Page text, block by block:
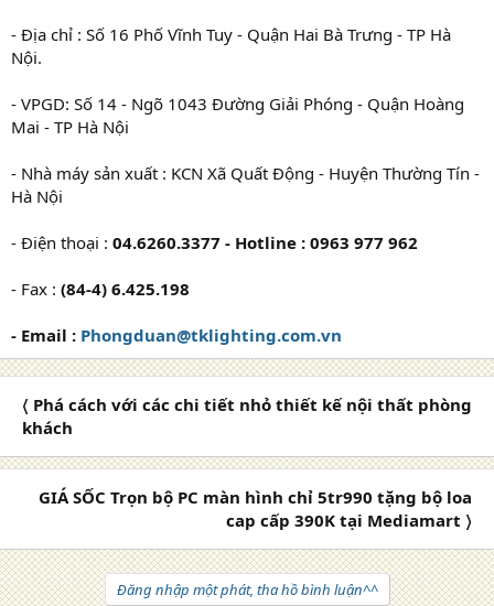
- Địa chỉ : Số 16 Phố Vĩnh Tuy - Quận Hai Bà Trưng - TP Hà
Nội.
- VPGD: Số 14 - Ngõ 1043 Đường Giải Phóng - Quận Hoàng
Mai - TP Hà Nội
- Nhà máy sản xuất : KCN Xã Quất Động - Huyện Thường Tín -
Hà Nội
- Điện thoại : 04.6260.3377 - Hotline : 0963 977 962
- Fax : (84-4) 6.425.198
- Email : Phongduan@tklighting.com.vn
〈 Phá cách với các chi tiết nhỏ thiết kế nội thất phòng
khách
GIÁ SỐC Trọn bộ PC màn hình chỉ 5tr990 tặng bộ loa
cap cấp 390K tại Mediamart 〉
Đăng nhập một phát, tha hồ bình luận^^